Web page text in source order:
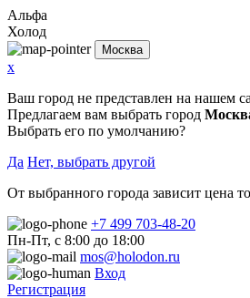
Альфа
Холод
Москва
x
Ваш город не представлен на нашем
Предлагаем вам выбрать город
Выбрать его по умолчанию?
Да Нет, выбрать другой
От выбранного города зависит цена
+7 499 703-48-20
Пн-Пт, с 8:00 до 18:00
mos@holodon.ru
Вход
Регистрация